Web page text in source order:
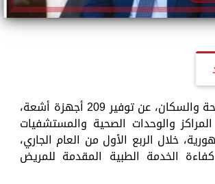
أعلنت وزارة الصحة والسكان، عن توفير 209 أجهزة أشعة،
والوحدات الصحية والمستشفيات
خلال الربع الأول من العام الجاري،
الخدمة الطبية المقدمة للمريض